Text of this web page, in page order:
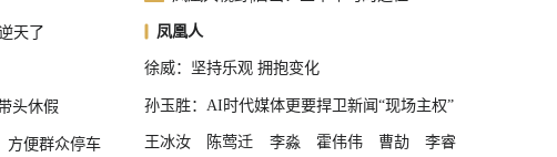
天了
头休假
方便群众停车
凤凰人
徐威：坚持乐观 拥抱变化
孙玉胜：AI时代媒体更要捍卫新闻“现场主权”
王冰汝 陈莺迁 李淼 霍伟伟 曹劼 李睿